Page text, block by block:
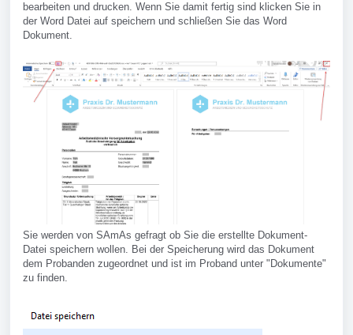
bearbeiten und drucken. Wenn Sie damit fertig sind klicken Sie in
der Word Datei auf speichern und schließen Sie das Word
Dokument.
Sie werden von SAmAs gefragt ob Sie die erstellte Dokument-
Datei speichern wollen. Bei der Speicherung wird das Dokument
dem Probanden zugeordnet und ist im Proband unter "Dokumente"
zu finden.